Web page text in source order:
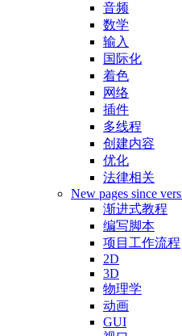
音频
数学
输入
国际化
着色
网络
插件
多线程
创建内容
优化
法律相关
New pages since
渐进式教程
编写脚本
项目工作流程
2D
3D
物理学
动画
GUI